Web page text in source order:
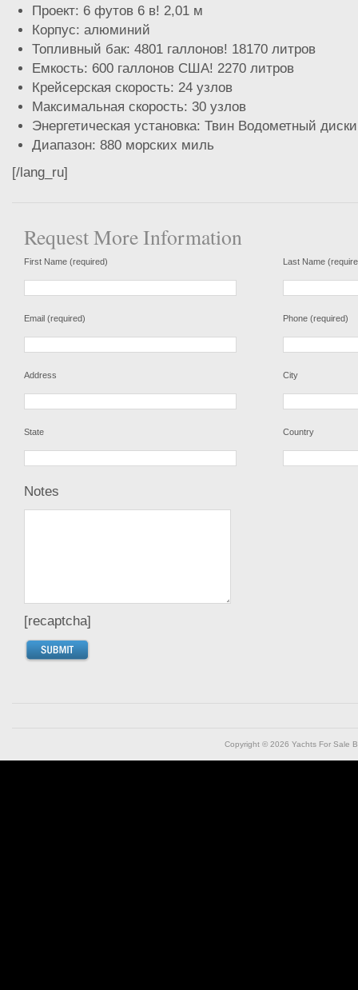
Проект: 6 футов 6 в! 2,01 м
Корпус: алюминий
Топливный бак: 4801 галлонов! 18170 литров
Емкость: 600 галлонов США! 2270 литров
Крейсерская скорость: 24 узлов
Максимальная скорость: 30 узлов
Энергетическая установка: Твин Водометный диски
Диапазон: 880 морских миль
[/lang_ru]
Request More Information
First Name (required) Last Name
Email (required) Phone (required)
Address City
State Country
Notes
[recaptcha]
Copyright © 2026 Yachts For Sale